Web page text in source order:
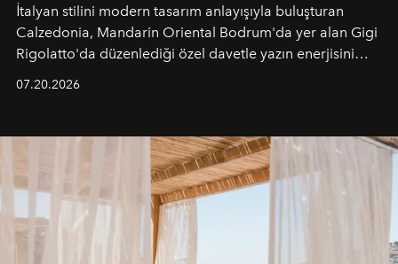
İtalyan stilini modern tasarım anlayışıyla buluşturan
Calzedonia, Mandarin Oriental Bodrum'da yer alan Gigi
Rigolatto'da düzenlediği özel davetle yazın enerjisini
07.20.2026